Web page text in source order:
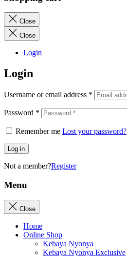
Close
Close
Login
Login
Username or email address *
Password *
Remember me Lost your password?
Log in
Not a member?Register
Menu
Close
Home
Online Shop
Kebaya Nyonya
Kebaya Nyonya Exclusive